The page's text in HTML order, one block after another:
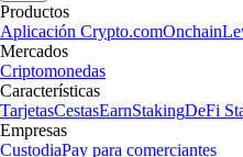
Productos
Aplicación Crypto.comOnchain
Mercados
Criptomonedas
Características
TarjetasCestasEarnStakingDeFi
Empresas
CustodiaPay para comerciantes